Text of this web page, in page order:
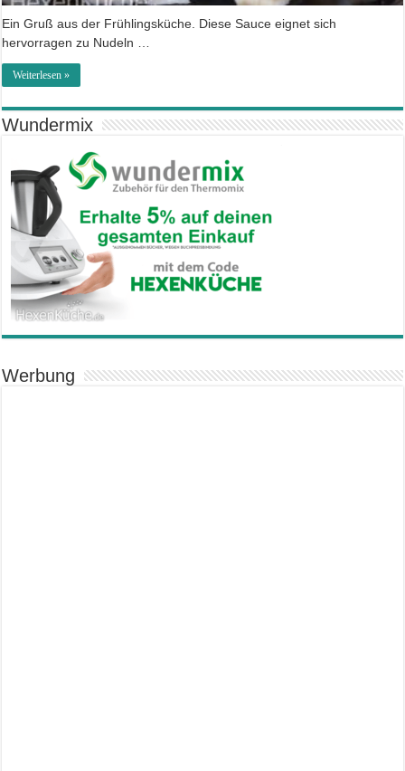
Ein Gruß aus der Frühlingsküche. Diese Sauce eignet sich
hervorragen zu Nudeln …
Weiterlesen »
Wundermix
Werbung